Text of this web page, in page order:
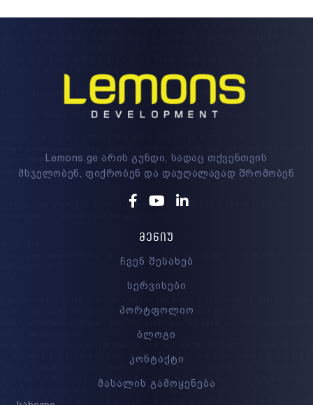
Lemons.ge არის გუნდი, სადაც თქვენთვის
მსჯელობენ, ფიქრობენ და დაუღალავად შრომობენ
ᲛᲔᲜᲘᲣ
ჩვენ შესახებ
სერვისები
პორტფოლიო
ბლოგი
კონტაქტი
მასალის გამოყენება